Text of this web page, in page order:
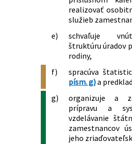
sociálnych
situácie,
výnimočného
súvislosti s
znení
14/2023 Z. z.
Nariadenie
ktorým sa
niektorých
sociálnych
situácie,
realizovať
služieb
e)
schvaľuje
štruktúru úradov
rodiny,
f)
spracúva
písm. g)a
g)
organizuje a
prípravu a
vzdelávanie
zamestnancov
jeho